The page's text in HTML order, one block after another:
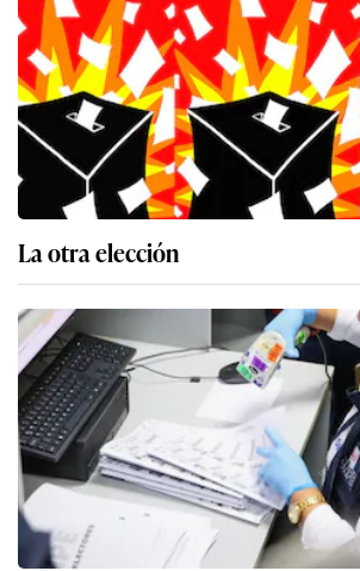
La otra elección